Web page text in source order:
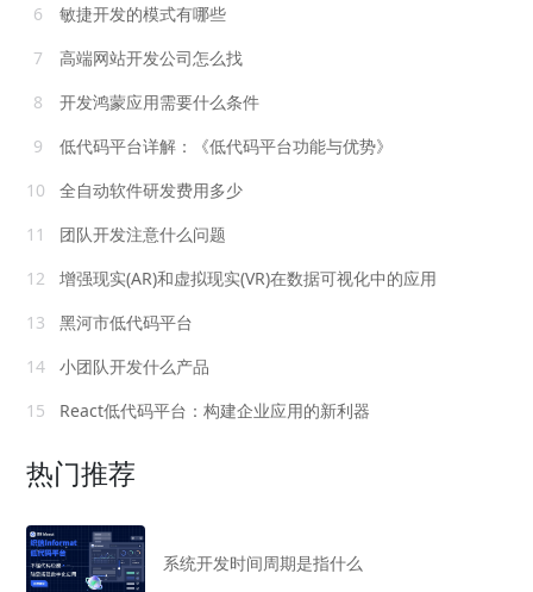
6
敏捷开发的模式有哪些
7
高端网站开发公司怎么找
8
开发鸿蒙应用需要什么条件
9
低代码平台详解：《低代码平台功能与优势》
10
全自动软件研发费用多少
11
团队开发注意什么问题
12
增强现实(AR)和虚拟现实(VR)在数据可视化中的应用
13
黑河市低代码平台
14
小团队开发什么产品
15
React低代码平台：构建企业应用的新利器
热门推荐
系统开发时间周期是指什么